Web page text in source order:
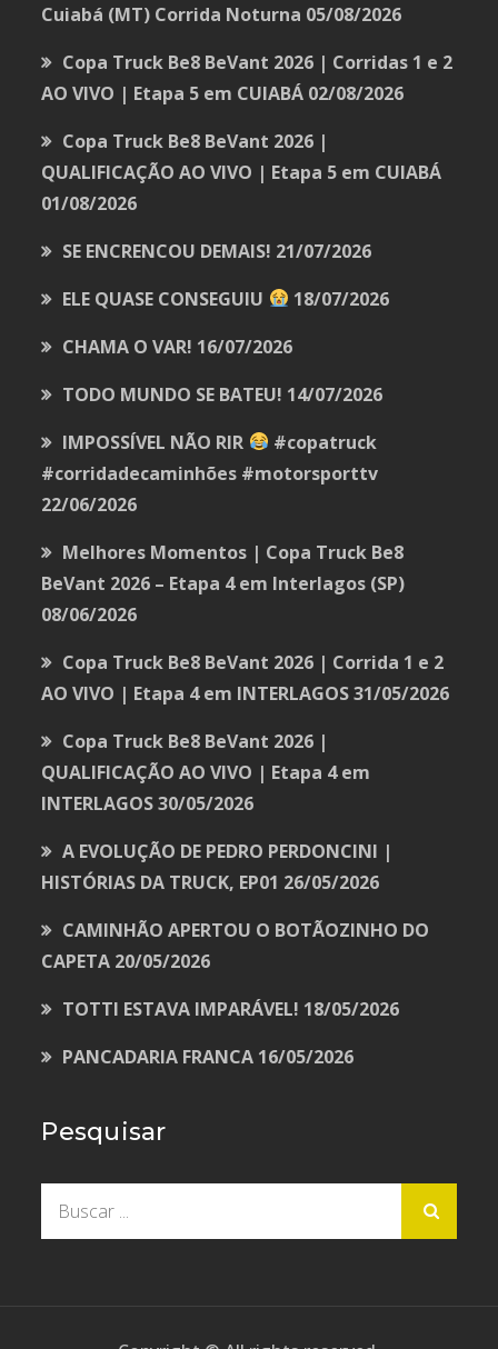
Cuiabá (MT) Corrida Noturna 05/08/2026
Copa Truck Be8 BeVant 2026 | Corridas 1 e 2
AO VIVO | Etapa 5 em CUIABÁ 02/08/2026
Copa Truck Be8 BeVant 2026 |
QUALIFICAÇÃO AO VIVO | Etapa 5 em CUIABÁ
01/08/2026
SE ENCRENCOU DEMAIS! 21/07/2026
ELE QUASE CONSEGUIU
18/07/2026
CHAMA O VAR! 16/07/2026
TODO MUNDO SE BATEU! 14/07/2026
IMPOSSÍVEL NÃO RIR
#copatruck
#corridadecaminhões #motorsporttv
22/06/2026
Melhores Momentos | Copa Truck Be8
BeVant 2026 – Etapa 4 em Interlagos (SP)
08/06/2026
Copa Truck Be8 BeVant 2026 | Corrida 1 e 2
AO VIVO | Etapa 4 em INTERLAGOS 31/05/2026
Copa Truck Be8 BeVant 2026 |
QUALIFICAÇÃO AO VIVO | Etapa 4 em
INTERLAGOS 30/05/2026
A EVOLUÇÃO DE PEDRO PERDONCINI |
HISTÓRIAS DA TRUCK, EP01 26/05/2026
CAMINHÃO APERTOU O BOTÃOZINHO DO
CAPETA 20/05/2026
TOTTI ESTAVA IMPARÁVEL! 18/05/2026
PANCADARIA FRANCA 16/05/2026
Pesquisar
Buscar